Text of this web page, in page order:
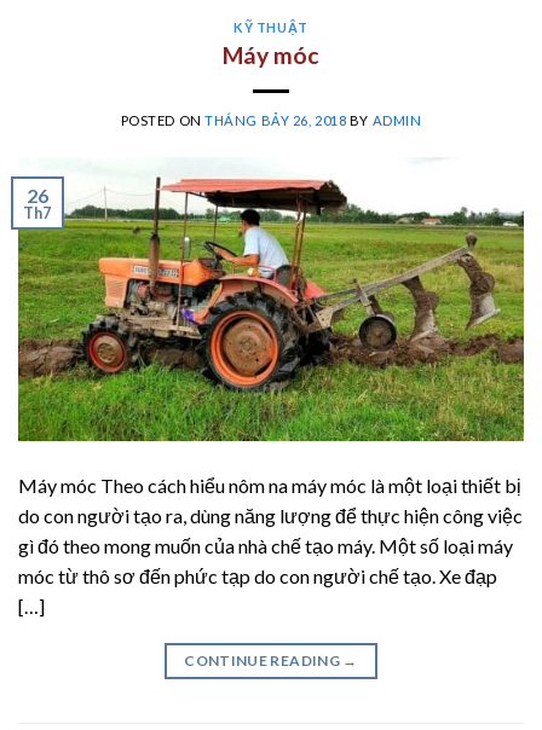
KỸ THUẬT
Máy móc
POSTED ONTHÁNG BẢY 26, 2018 BY ADMIN
26
Th7
Máy móc Theo cách hiểu nôm na máy móc là một loại thiết bị
do con người tạo ra, dùng năng lượng để thực hiện công việc
gì đó theo mong muốn của nhà chế tạo máy. Một số loại máy
móc từ thô sơ đến phức tạp do con người chế tạo. Xe đạp
[…]
CONTINUE READING →